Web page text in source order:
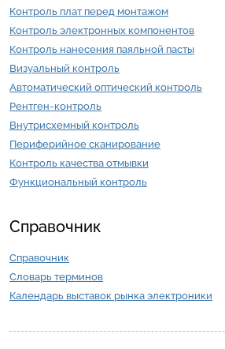
Контроль плат перед монтажом
Контроль электронных компонентов
Контроль нанесения паяльной пасты
Визуальный контроль
Автоматический оптический контроль
Рентген-контроль
Внутрисхемный контроль
Периферийное сканирование
Контроль качества отмывки
Функциональный контроль
Справочник
Справочник
Словарь терминов
Календарь выставок рынка электроники